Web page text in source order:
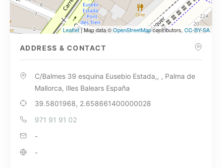
Leaflet| Map data ©OpenStreetMapcontributors, CC-BY-SA
ADDRESS & CONTACT
C/Balmes 39 esquina Eusebio Estada,, , Palma de
Mallorca, Illes Balears España
39.5801968, 2.658661400000028
971 91 91 02
-
-